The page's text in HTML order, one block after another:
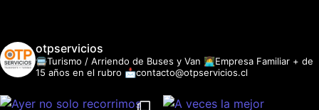
otpservicios
🚍Turismo / Arriendo de Buses y Van 👩‍💻Empresa Familiar + de
15 años en el rubro 📩contacto@otpservicios.cl